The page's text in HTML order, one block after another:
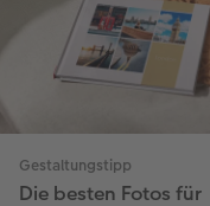
Gestaltungstipp
Die besten Fotos für